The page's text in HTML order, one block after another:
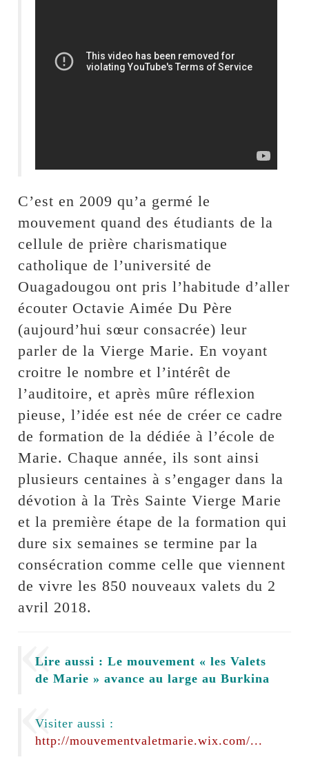
C’est en 2009 qu’a germé le
mouvement quand des étudiants de la
cellule de prière charismatique
catholique de l’université de
Ouagadougou ont pris l’habitude d’aller
écouter Octavie Aimée Du Père
(aujourd’hui sœur consacrée) leur
parler de la Vierge Marie. En voyant
croitre le nombre et l’intérêt de
l’auditoire, et après mûre réflexion
pieuse, l’idée est née de créer ce cadre
de formation de la dédiée à l’école de
Marie. Chaque année, ils sont ainsi
plusieurs centaines à s’engager dans la
dévotion à la Très Sainte Vierge Marie
et la première étape de la formation qui
dure six semaines se termine par la
consécration comme celle que viennent
de vivre les 850 nouveaux valets du 2
avril 2018.
Lire aussi : Le mouvement « les Valets
de Marie » avance au large au Burkina
Visiter aussi :
http://mouvementvaletmarie.wix.com/...